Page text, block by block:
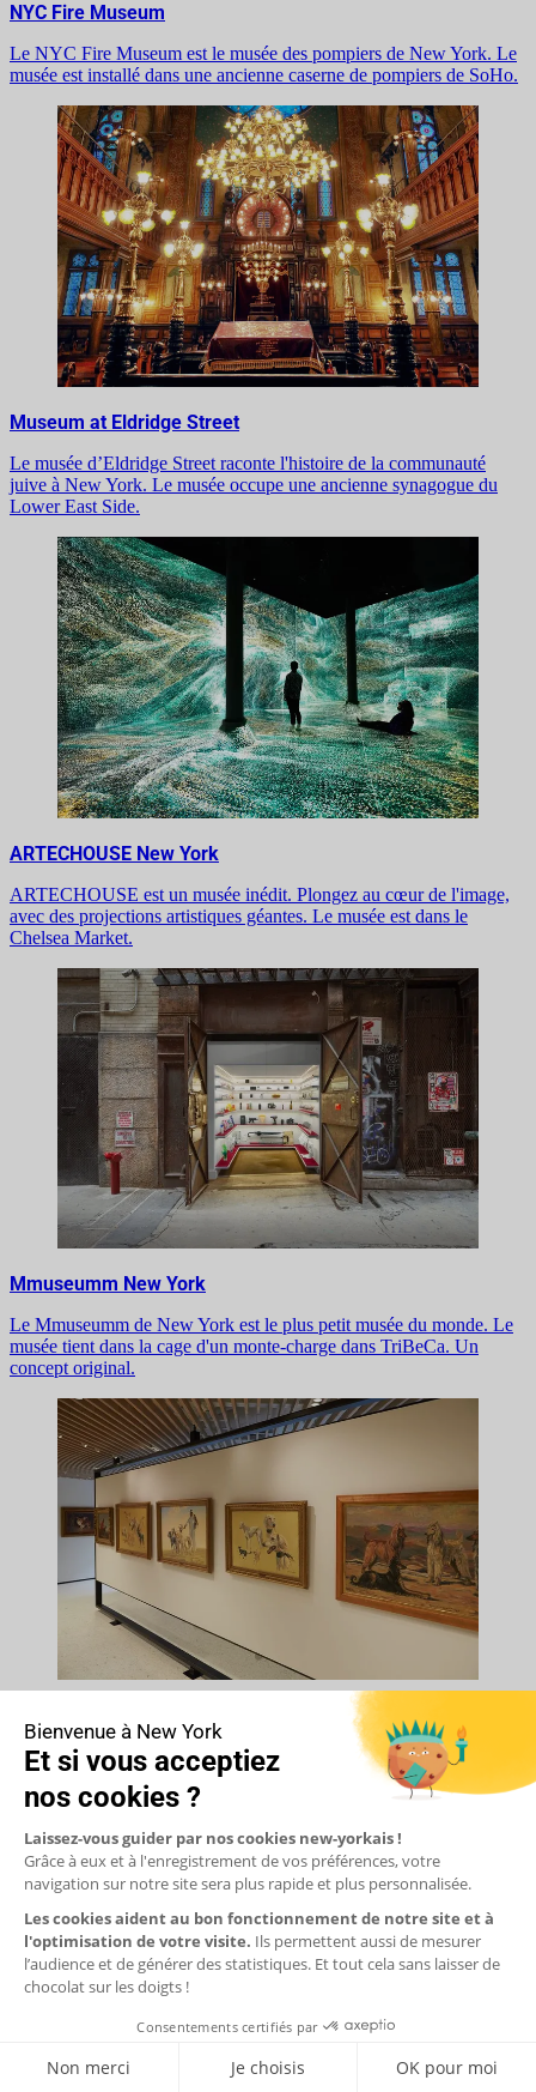
NYC Fire Museum
Le NYC Fire Museum est le musée des pompiers de New York. Le
musée est installé dans une ancienne caserne de pompiers de SoHo.
Museum at Eldridge Street
Le musée d’Eldridge Street raconte l'histoire de la communauté
juive à New York. Le musée occupe une ancienne synagogue du
Lower East Side.
ARTECHOUSE New York
ARTECHOUSE est un musée inédit. Plongez au cœur de l'image,
avec des projections artistiques géantes. Le musée est dans le
Chelsea Market.
Mmuseumm New York
Le Mmuseumm de New York est le plus petit musée du monde. Le
musée tient dans la cage d'un monte-charge dans TriBeCa. Un
concept original.
L'AKC Museum est un musée uniquement consacré aux chiens. Sa
collection présente notamment des peintures où les chiens sont en
vedette.